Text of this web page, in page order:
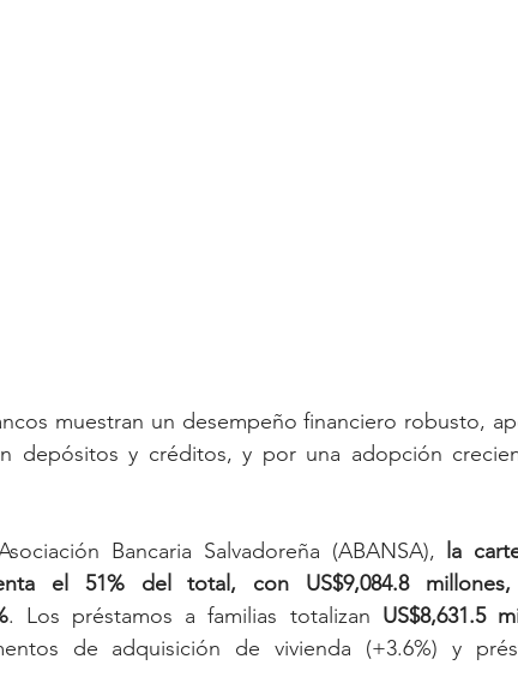
muestran un desempeño financiero robusto,
depósitos y créditos, y por una adopción
Bancaria Salvadoreña (ABANSA), la
el 51% del total, con US$9,084.8
. Los préstamos a familias totalizan US$8,631.5
de adquisición de vivienda (+3.6%) y